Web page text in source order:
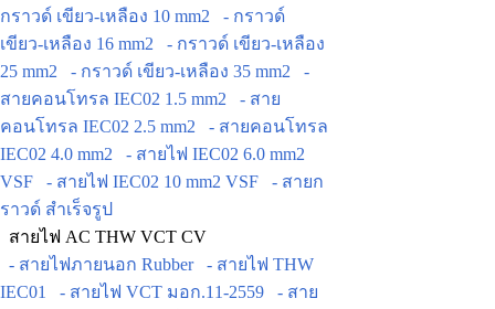
กราวด์ เขียว-เหลือง 10 mm2
- กราวด์
เขียว-เหลือง 16 mm2
- กราวด์ เขียว-เหลือง
25 mm2
- กราวด์ เขียว-เหลือง 35 mm2
-
สายคอนโทรล IEC02 1.5 mm2
- สาย
คอนโทรล IEC02 2.5 mm2
- สายคอนโทรล
IEC02 4.0 mm2
- สายไฟ IEC02 6.0 mm2
VSF
- สายไฟ IEC02 10 mm2 VSF
- สายก
ราวด์ สำเร็จรูป
สายไฟ AC THW VCT CV
- สายไฟภายนอก Rubber
- สายไฟ THW
IEC01
- สายไฟ VCT มอก.11-2559
- สาย